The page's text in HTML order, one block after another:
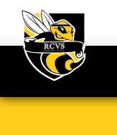
Panneau de gestion